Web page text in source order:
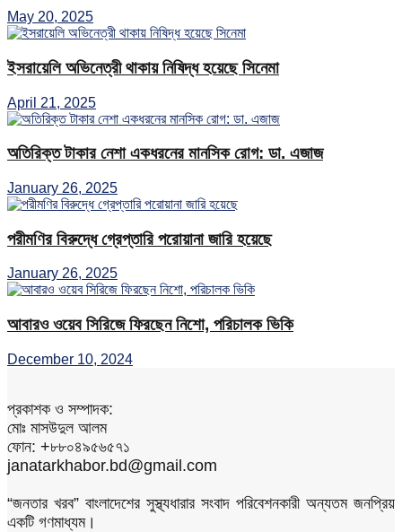
May 20, 2025
ইসরায়েলি অভিনেত্রী থাকায় নিষিদ্ধ হয়েছে সিনেমা
April 21, 2025
অতিরিক্ত টাকার নেশা একধরনের মানসিক রোগ: ডা. এজাজ
January 26, 2025
পরীমণির বিরুদ্ধে গ্রেপ্তারি পরোয়ানা জারি হয়েছে
January 26, 2025
আবারও ওয়েব সিরিজে ফিরছেন নিশো, পরিচালক ভিকি
December 10, 2024
প্রকাশক ও সম্পাদক:
মোঃ মাসউদুল আলম
ফোন: +৮৮০৪৯৫৬৫৭১
janatarkhabor.bd@gmail.com
“জনতার খরব” বাংলাদেশের সুস্থ্যধারার সংবাদ পরিবেশনকারী অন্যতম জনপ্রিয়
একটি গণমাধ্যম।